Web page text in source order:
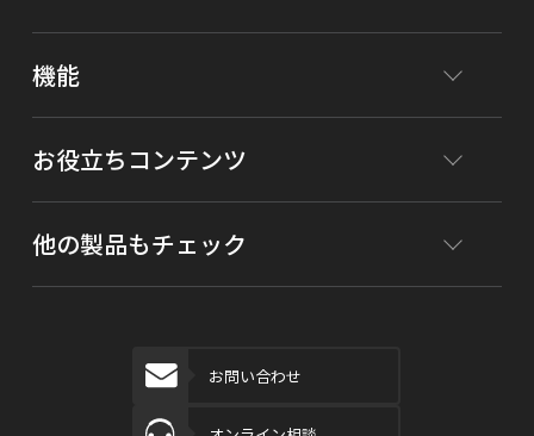
機能
お役立ちコンテンツ
他の製品もチェック
お問い合わせ